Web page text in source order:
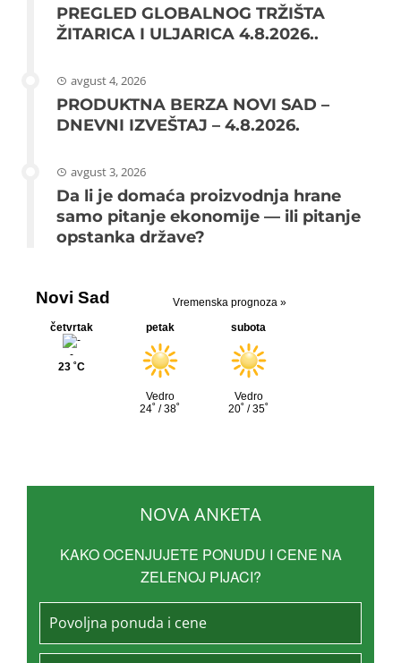
PREGLED GLOBALNOG TRŽIŠTA
ŽITARICA I ULJARICA 4.8.2026..
avgust 4, 2026
PRODUKTNA BERZA NOVI SAD –
DNEVNI IZVEŠTAJ – 4.8.2026.
avgust 3, 2026
Da li je domaća proizvodnja hrane
samo pitanje ekonomije — ili pitanje
opstanka države?
NOVA ANKETA
KAKO OCENJUJETE PONUDU I CENE NA
ZELENOJ PIJACI?
Povoljna ponuda i cene